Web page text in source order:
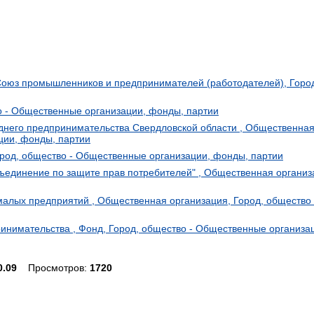
промышленников и предпринимателей (работодателей),
Общественные организации, фонды, партии
предпринимательства Свердловской области , Общественная
фонды, партии
общество - Общественные организации, фонды, партии
по защите прав потребителей" , Общественная
предприятий , Общественная организация, Город, общество
, Фонд, Город, общество - Общественные
Просмотров: 1720